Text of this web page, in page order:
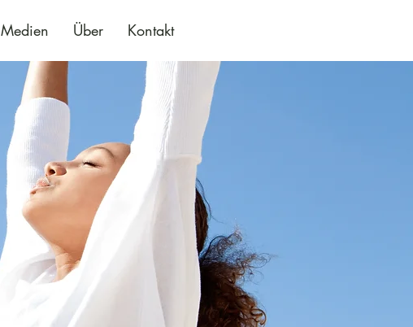
Medien Über Kontakt